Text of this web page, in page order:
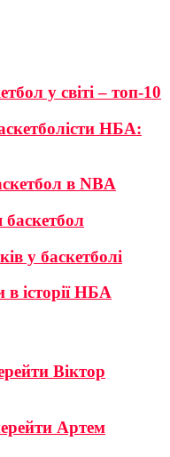
у світі – топ-10
НБА:
в NBA
у баскетболі
в історії НБА
Віктор
Артем